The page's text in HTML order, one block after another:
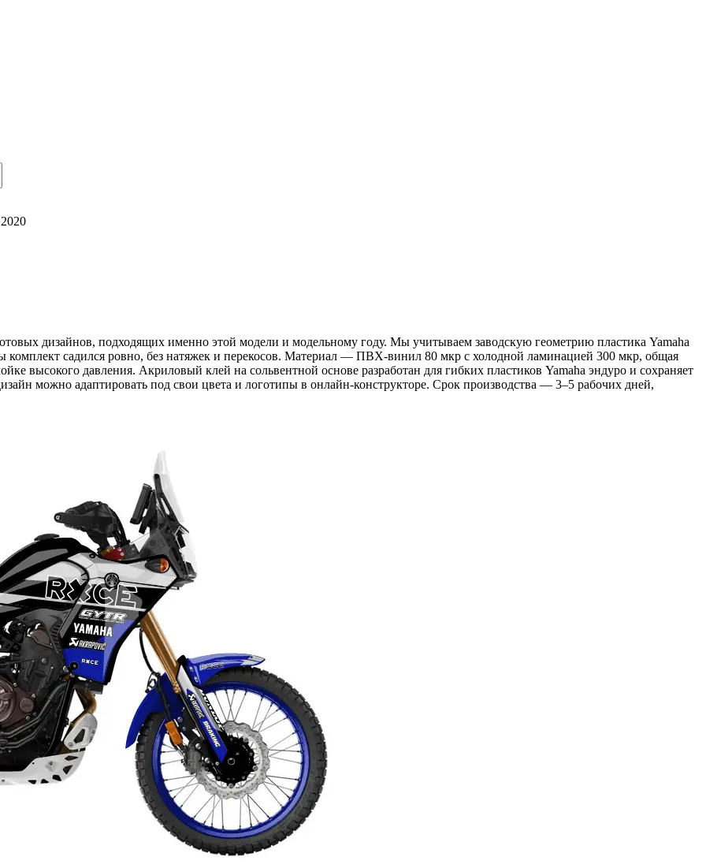
2020
дизайнов, подходящих именно этой модели и модельному году. Мы учитываем заводскую геометрию пластика Yamaha
комплект садился ровно, без натяжек и перекосов. Материал — ПВХ-винил 80 мкр с холодной ламинацией 300 мкр, общая
высокого давления. Акриловый клей на сольвентной основе разработан для гибких пластиков Yamaha эндуро и сохраняет
можно адаптировать под свои цвета и логотипы в онлайн-конструкторе. Срок производства — 3–5 рабочих дней,